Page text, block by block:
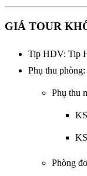
GIÁ TOUR
Tip HDV: Tip
Phụ thu phòng:
Phụ thu
Phòng